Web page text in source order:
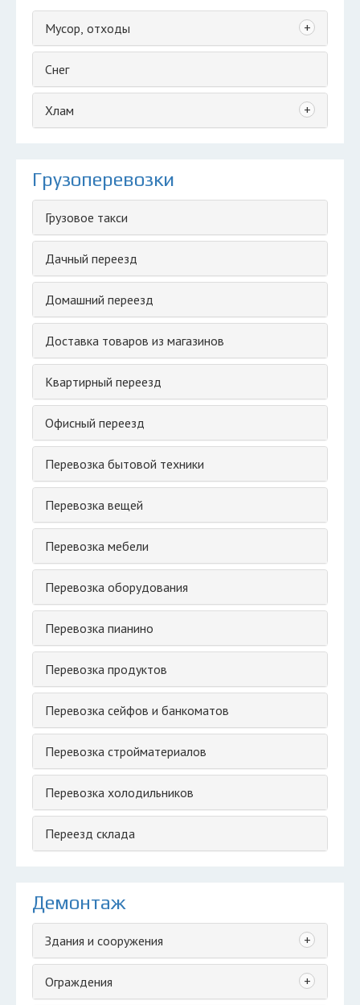
Мусор, отходы +
Снег
Хлам +
Грузоперевозки
Грузовое такси
Дачный переезд
Домашний переезд
Доставка товаров из магазинов
Квартирный переезд
Офисный переезд
Перевозка бытовой техники
Перевозка вещей
Перевозка мебели
Перевозка оборудования
Перевозка пианино
Перевозка продуктов
Перевозка сейфов и банкоматов
Перевозка стройматериалов
Перевозка холодильников
Переезд склада
Демонтаж
Здания и сооружения +
Ограждения +